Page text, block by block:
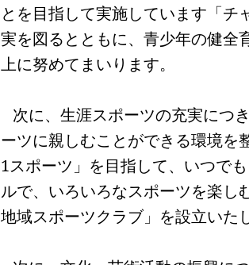
とを目指して実施しています「チ
実を図るとともに、青少年の健全
上に努めてまいります。
次に、生涯スポーツの充実につ
ーツに親しむことができる環境を
1 スポーツ」を目指して、いつで
ルで、いろいろなスポーツを楽し
地域スポーツクラブ」を設立いた